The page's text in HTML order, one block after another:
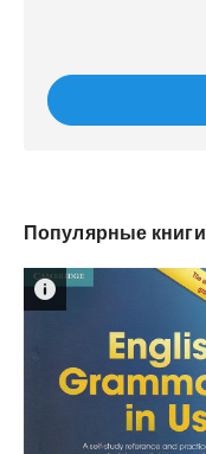
Популярные книги